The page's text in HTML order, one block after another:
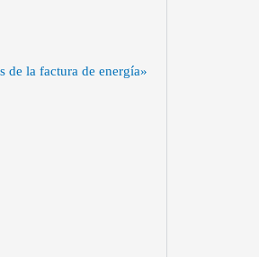
de la factura de energía»